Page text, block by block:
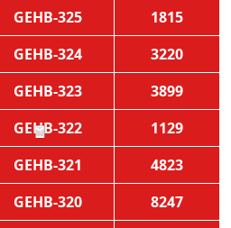
🧧
GEHB-325
1815
GEHB-324
3220
GEHB-323
3899
GEHB-322
1129
GEHB-321
4823
GEHB-320
8247